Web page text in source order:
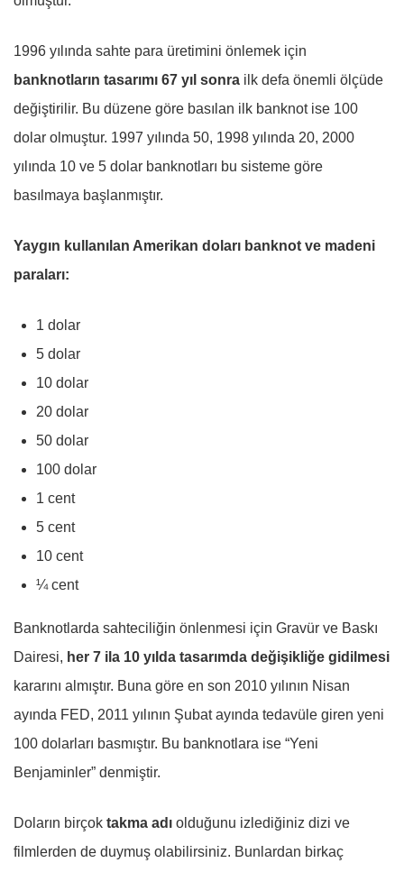
1996 yılında sahte para üretimini önlemek için
banknotların tasarımı 67 yıl sonra ilk defa önemli ölçüde
değiştirilir. Bu düzene göre basılan ilk banknot ise 100
dolar olmuştur. 1997 yılında 50, 1998 yılında 20, 2000
yılında 10 ve 5 dolar banknotları bu sisteme göre
basılmaya başlanmıştır.
Yaygın kullanılan Amerikan doları banknot ve madeni
paraları:
1 dolar
5 dolar
10 dolar
20 dolar
50 dolar
100 dolar
1 cent
5 cent
10 cent
¼ cent
Banknotlarda sahteciliğin önlenmesi için Gravür ve Baskı
Dairesi, her 7 ila 10 yılda tasarımda değişikliğe gidilmesi
kararını almıştır. Buna göre en son 2010 yılının Nisan
ayında FED, 2011 yılının Şubat ayında tedavüle giren yeni
100 dolarları basmıştır. Bu banknotlara ise “Yeni
Benjaminler” denmiştir.
Doların birçok takma adı olduğunu izlediğiniz dizi ve
filmlerden de duymuş olabilirsiniz. Bunlardan birkaç